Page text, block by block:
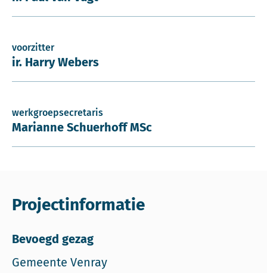
voorzitter
ir. Harry Webers
werkgroepsecretaris
Marianne Schuerhoff MSc
Projectinformatie
Bevoegd gezag
Gemeente Venray